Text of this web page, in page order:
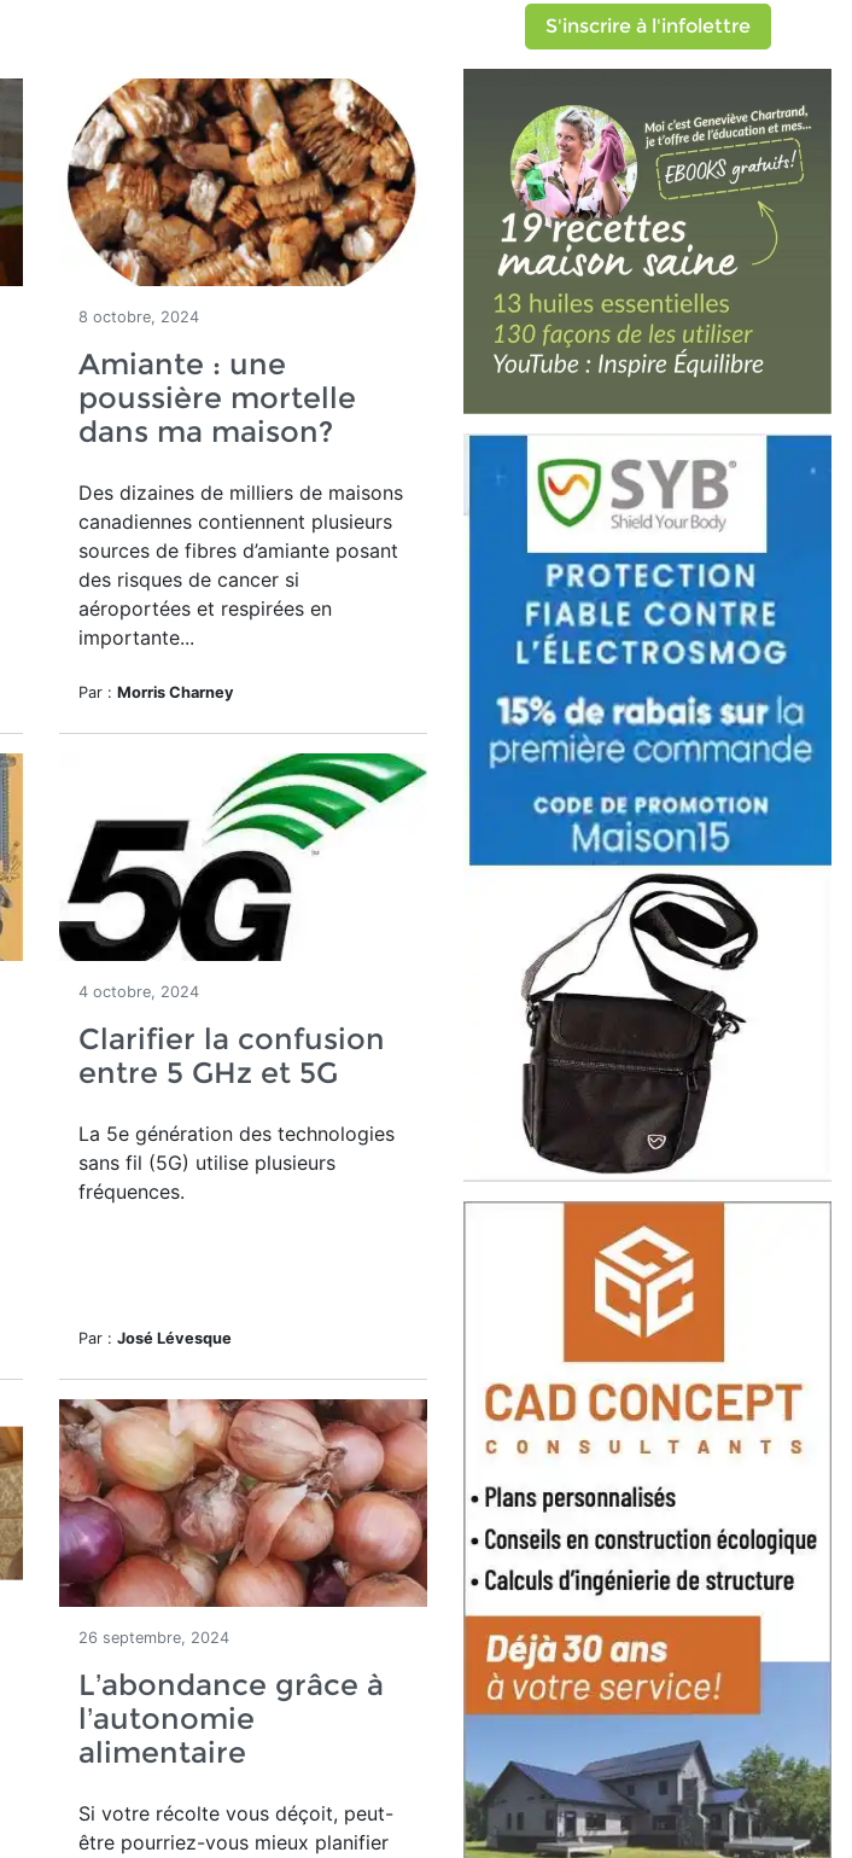
8 octobre, 2024
Amiante : une
poussière mortelle
dans ma maison?
Des dizaines de milliers de maisons
canadiennes contiennent plusieurs
sources de fibres d’amiante posant
des risques de cancer si
aéroportées et respirées en
importante...
Par : Morris Charney
4 octobre, 2024
Clarifier la confusion
entre 5 GHz et 5G
La 5e génération des technologies
sans fil (5G) utilise plusieurs
fréquences.
Par : José Lévesque
26 septembre, 2024
L’abondance grâce à
l’autonomie
alimentaire
Si votre récolte vous déçoit, peut-
être pourriez-vous mieux planifier
S'inscrire à l'infolettre